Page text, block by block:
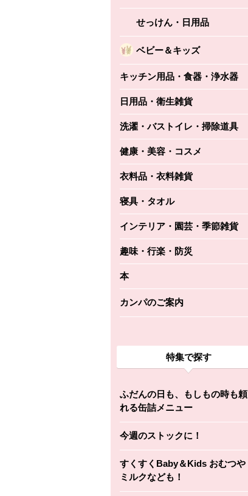
せっけん・日用品
ベビー＆キッズ
キッチン用品・食器・浄水器
日用品・衛生雑貨
洗濯・バストイレ・掃除道具
健康・美容・コスメ
衣料品・衣料雑貨
寝具・タオル
インテリア・園芸・季節雑貨
趣味・行楽・防災
本
カンパのご案内
特集で探す
ふだんの日も、もしもの時も頼
れる缶詰メニュー
今週のストックに！
すくすくBaby＆Kids おむつや
ミルクなども！